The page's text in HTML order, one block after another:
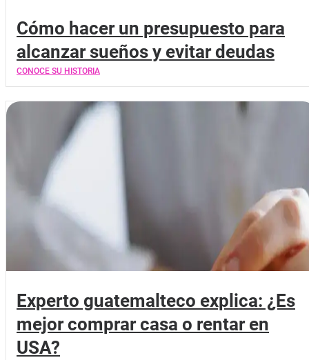
Cómo hacer un presupuesto para
alcanzar sueños y evitar deudas
CONOCE SU HISTORIA
Experto guatemalteco explica: ¿Es
mejor comprar casa o rentar en
USA?